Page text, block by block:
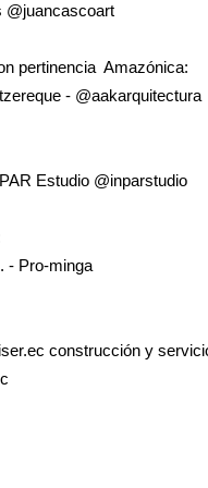
@juancascoart
pertinencia Amazónica:
- @aakarquitectura
Estudio @inparstudio
- Pro-minga
construcción y